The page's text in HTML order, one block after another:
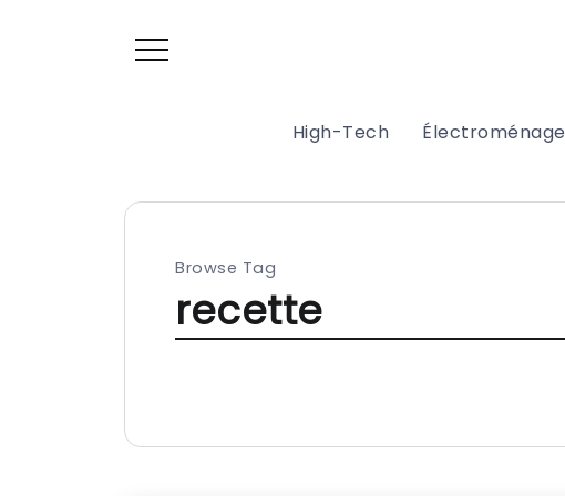
High-Tech
Browse Tag
recette